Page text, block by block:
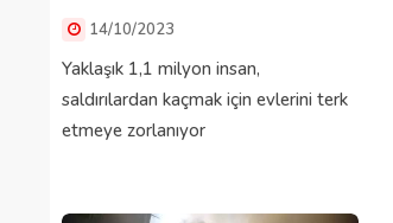
14/10/2023
Yaklaşık 1,1 milyon insan,
saldırılardan kaçmak için evlerini terk
etmeye zorlanıyor